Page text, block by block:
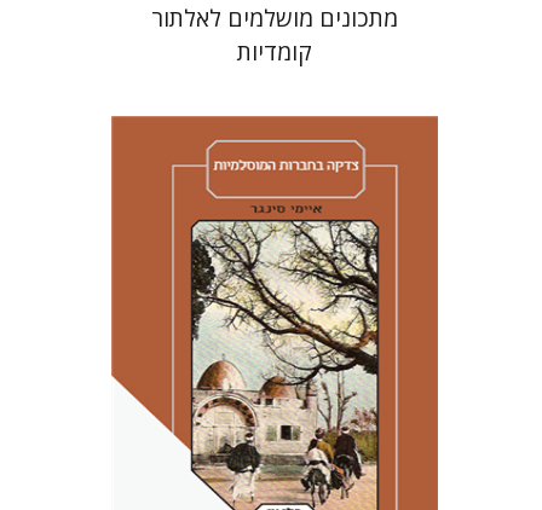
מתכונים מושלמים לאלתור
קומדיות
איימי סינגר
יצחק חן
אבנר גלעדי
מירי
אליאב-פלדון
רענן ריין
דורון מגן
הנחת אתר ספר מודפס